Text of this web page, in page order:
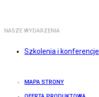
NASZE WYDARZENIA
Szkolenia i konferencje
MAPA STRONY